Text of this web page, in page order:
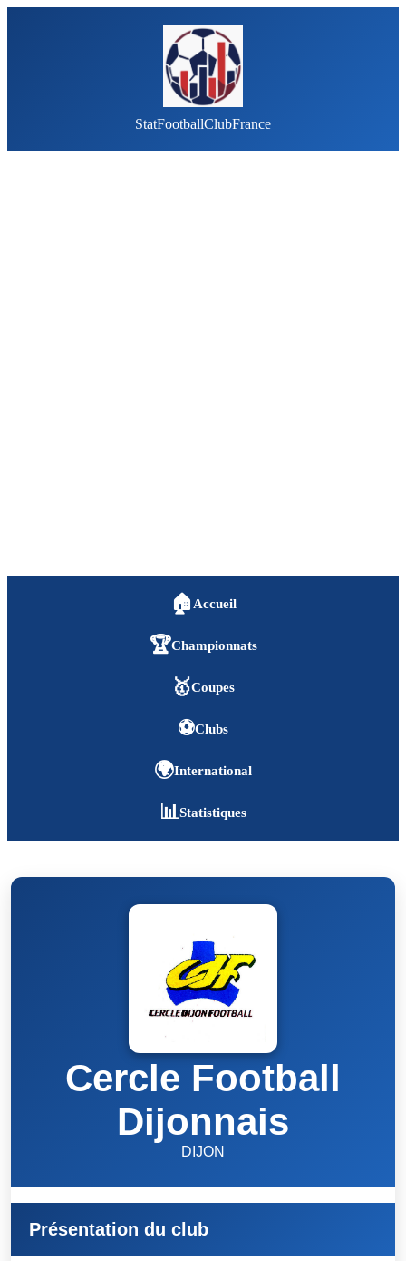
StatFootballClubFrance
🏠 Accueil
🏆Championnats
🥇Coupes
⚽Clubs
🌍International
📊Statistiques
Cercle Football
Dijonnais
DIJON
Présentation du club